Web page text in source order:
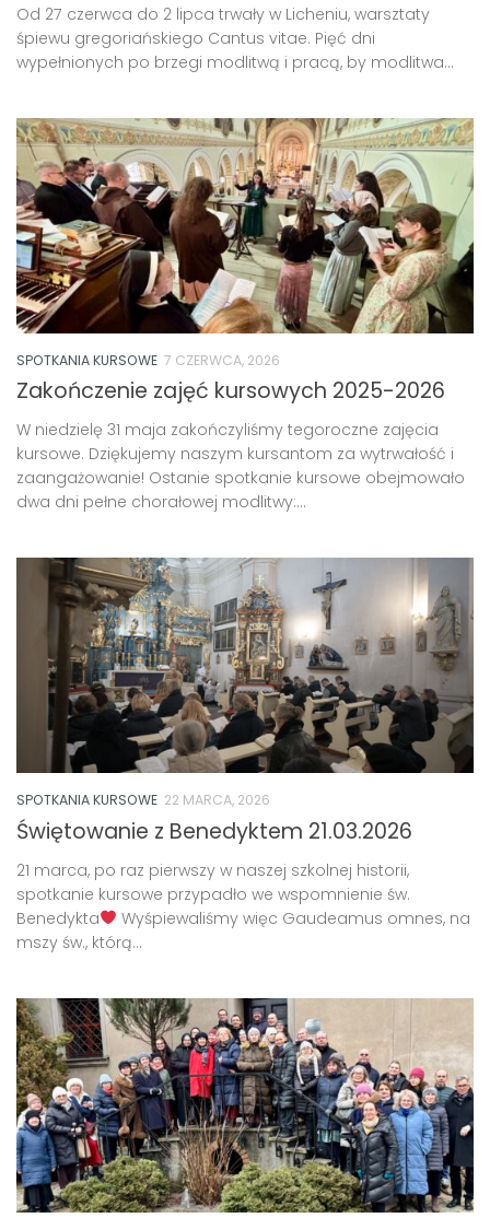
Od 27 czerwca do 2 lipca trwały w Licheniu, warsztaty
śpiewu gregoriańskiego Cantus vitae. Pięć dni
wypełnionych po brzegi modlitwą i pracą, by modlitwa...
SPOTKANIA KURSOWE 7 CZERWCA, 2026
Zakończenie zajęć kursowych 2025-2026
W niedzielę 31 maja zakończyliśmy tegoroczne zajęcia
kursowe. Dziękujemy naszym kursantom za wytrwałość i
zaangażowanie! Ostanie spotkanie kursowe obejmowało
dwa dni pełne chorałowej modlitwy:...
SPOTKANIA KURSOWE 22 MARCA, 2026
Świętowanie z Benedyktem 21.03.2026
21 marca, po raz pierwszy w naszej szkolnej historii,
spotkanie kursowe przypadło we wspomnienie św.
Benedykta
Wyśpiewaliśmy więc Gaudeamus omnes, na
mszy św., którą...